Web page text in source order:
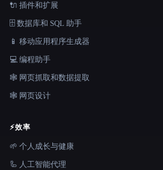
🔌 插件和扩展
🗄️ 数据库和 SQL 助手
📱 移动应用程序生成器
💻 编程助手
🕸️ 网页抓取和数据提取
🕸 网页设计
⚡效率
🌱 个人成长与健康
🦾 人工智能代理